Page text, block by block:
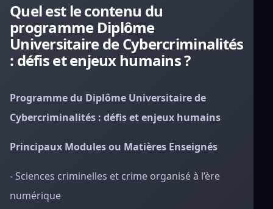
Quel est le contenu du
programme Diplôme
Universitaire de Cybercriminalités
: défis et enjeux humains ?
Programme du Diplôme Universitaire de
Cybercriminalités : défis et enjeux humains
Principaux Modules ou Matières Enseignés
- Sciences criminelles et crime organisé à l’ère
numérique